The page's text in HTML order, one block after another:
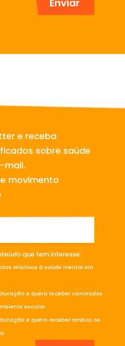
e receba
sobre saúde
mail.
movimento
que tem interesse:
relativos à saúde mental em
e quero receber conteúdos
escolar.
e quero receber ambos os